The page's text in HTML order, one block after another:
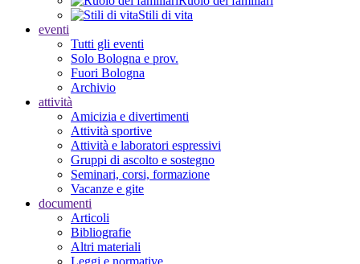
Stili di vita
eventi
Tutti gli eventi
Solo Bologna e prov.
Fuori Bologna
Archivio
attività
Amicizia e divertimenti
Attività sportive
Attività e laboratori espressivi
Gruppi di ascolto e sostegno
Seminari, corsi, formazione
Vacanze e gite
documenti
Articoli
Bibliografie
Altri materiali
Leggi e normative